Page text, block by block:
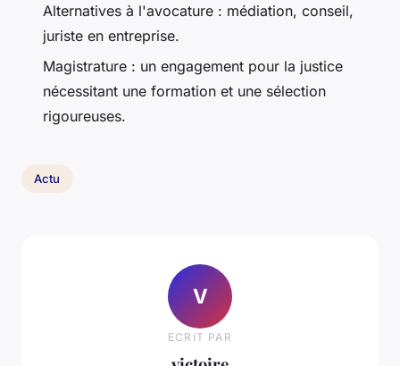
Alternatives à l'avocature : médiation, conseil,
juriste en entreprise.
Magistrature : un engagement pour la justice
nécessitant une formation et une sélection
rigoureuses.
Actu
V
ECRIT PAR